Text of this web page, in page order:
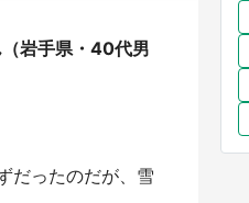
島根 岡山
薬屋のひとりごと』の〝舞〟の世界
岩手県・40代男
だったのだが、雪